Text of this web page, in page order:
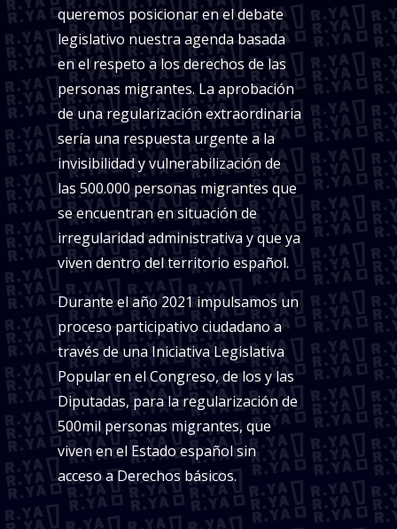
queremos posicionar en el debate
legislativo nuestra agenda basada
en el respeto a los derechos de las
personas migrantes. La aprobación
de una regularización extraordinaria
sería una respuesta urgente a la
invisibilidad y vulnerabilización de
las 500.000 personas migrantes que
se encuentran en situación de
irregularidad administrativa y que ya
viven dentro del territorio español.
Durante el año 2021 impulsamos un
proceso participativo ciudadano a
través de una Iniciativa Legislativa
Popular en el Congreso, de los y las
Diputadas, para la regularización de
500mil personas migrantes, que
viven en el Estado español sin
acceso a Derechos básicos.